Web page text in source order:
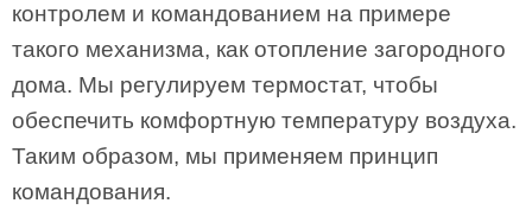
контролем и командованием на примере
такого механизма, как отопление загородного
дома. Мы регулируем термостат, чтобы
обеспечить комфортную температуру воздуха.
Таким образом, мы применяем принцип
командования.